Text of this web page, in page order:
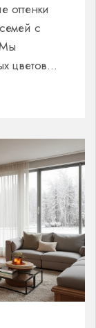
оттенки
с
цветовых